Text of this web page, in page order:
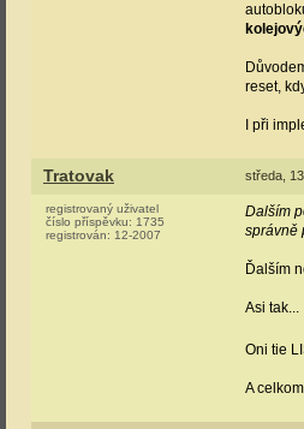
reset,
I při
Tratovak středa,
registrovaný uživatel
číslo příspěvku: 1735
registrován: 12-2007
Dalším
správně
Ďalším
Asi tak...
Oni tie
A